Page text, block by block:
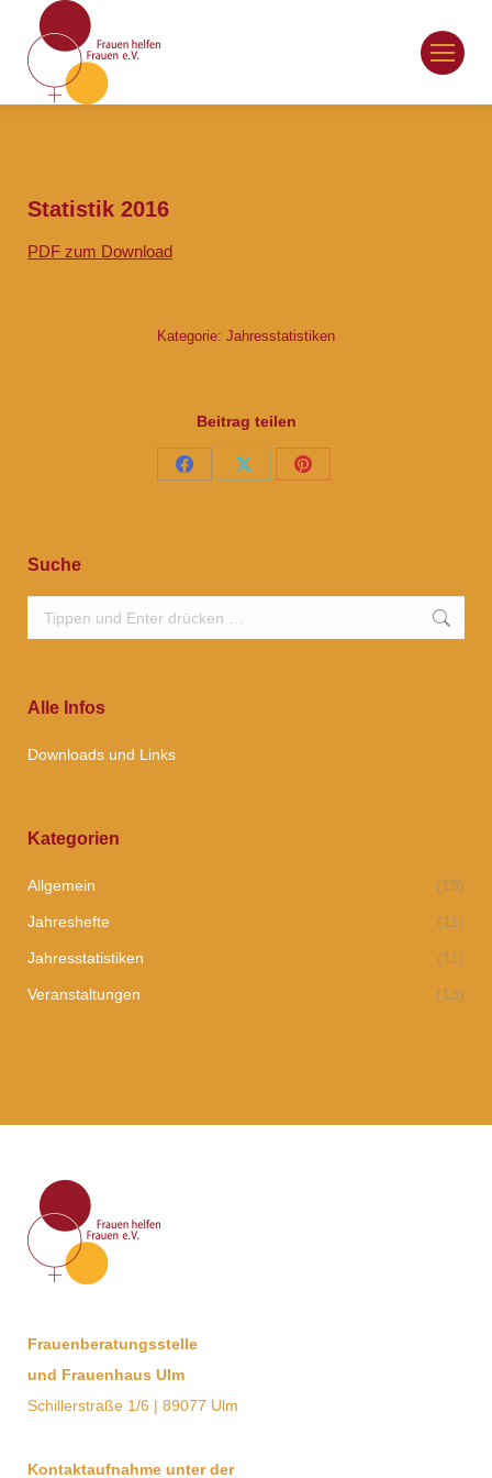
Statistik 2016
PDF zum Download
Kategorie: Jahresstatistiken
Beitrag teilen
Auf
Auf
Auf
Suche
Suchen:
Alle Infos
Downloads und Links
Kategorien
Allgemein (19)
Jahreshefte (11)
Jahresstatistiken (11)
Veranstaltungen (13)
Frauenberatungsstelle
und Frauenhaus Ulm
Schillerstraße 1/6 | 89077 Ulm
Kontaktaufnahme unter der